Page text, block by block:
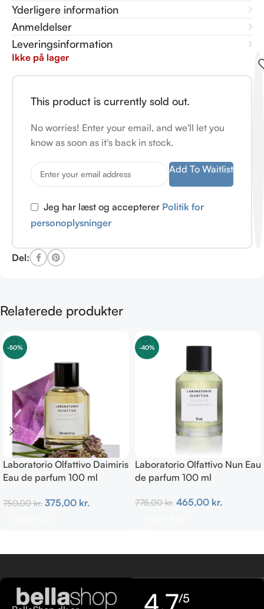
Yderligere information
Anmeldelser
Leveringsinformation
Ikke på lager
This product is currently sold out.
No worries! Enter your email, and we'll let you
know as soon as it's back in stock.
Add To Waitlist
Jeg har læst og accepterer Politik for
personoplysninger
Del:
Relaterede produkter
-50%
Laboratorio Olfattivo Daimiris
Eau de parfum 100 ml
750,00kr. 375,00 kr.
-40%
Laboratorio Olfattivo Nun Eau
de parfum 100 ml
775,00kr. 465,00 kr.
4,7/5